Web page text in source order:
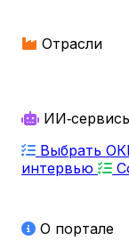
Отрасли
Выбрать
интервью
О портале